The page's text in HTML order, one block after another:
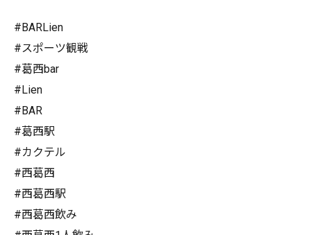
#BARLien
#スポーツ観戦
#葛西bar
#Lien
#BAR
#葛西駅
#カクテル
#西葛西
#西葛西駅
#西葛西飲み